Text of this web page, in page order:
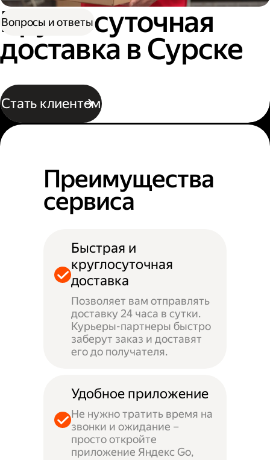
Круглосуточная
доставка в Сурске
Стать клиентом
Вопросы и ответы
Преимущества
сервиса
Быстрая и
круглосуточная
доставка
Позволяет вам отправлять
доставку 24 часа в сутки.
Курьеры-партнеры быстро
заберут заказ и доставят
его до получателя.
Удобное приложение
Не нужно тратить время на
звонки и ожидание –
просто откройте
приложение Яндекс Go,